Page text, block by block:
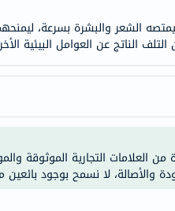
الشعر والبشرة بسرعة،
الناتج عن العوامل البيئية
من العلامات التجارية الموثوقة
والأصالة، لا نسمح بوجود